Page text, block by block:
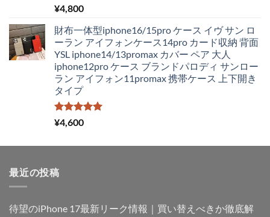
5段階中
5.00
¥4,800
財布一体型iphone16/15pro ケース イヴ サン ロ
ーラン アイフォンケース14pro カード収納 背面
YSL iphone14/13promax カバー ペア 大人
iphone12pro ケース ブランドパロディ サンロー
ラン アイフォン11promax 携帯ケース 上下開き
タイプ
5段階中
5.00
¥4,600
最近の投稿
待望のiPhone 17最新リーク情報｜買い替えべきか徹底解